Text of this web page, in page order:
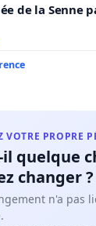
de la Senne
VOTRE PROPRE
il quelque
changer ?
n'a pas